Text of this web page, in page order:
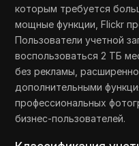
которым требуется
мощные функции, Flickr
Пользователи учетной
воспользоваться 2 ТБ
без рекламы,
дополнительными
профессиональных
бизнес-пользователей.